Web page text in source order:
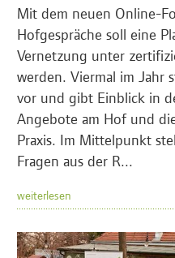
Mit dem neuen Online-
Hofgespräche soll eine
Vernetzung unter
werden. Viermal im Jahr
vor und gibt Einblick in
Angebote am Hof und
Praxis. Im Mittelpunkt
Fragen aus der R...
weiterlesen